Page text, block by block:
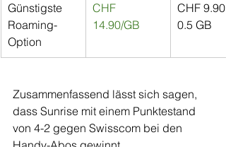
Günstigste
Roaming-
Option
CHF
14.90/GB
CHF 9.90
0.5 GB
Zusammenfassend lässt sich sagen,
dass Sunrise mit einem Punktestand
von 4-2 gegen Swisscom bei den